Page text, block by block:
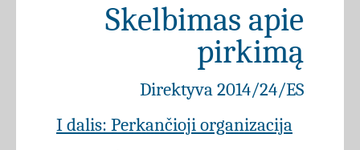
Skelbimas apie
pirkimą
Direktyva 2014/24/ES
I dalis: Perkančioji organizacija